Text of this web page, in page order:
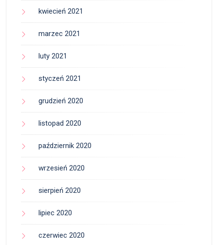
kwiecień 2021
marzec 2021
luty 2021
styczeń 2021
grudzień 2020
listopad 2020
październik 2020
wrzesień 2020
sierpień 2020
lipiec 2020
czerwiec 2020